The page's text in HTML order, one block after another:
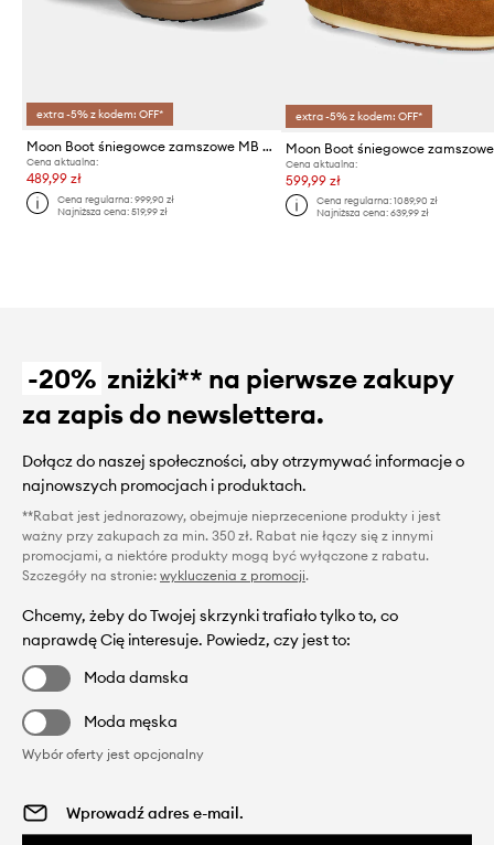
extra -5% z kodem: OFF*
Moon Boot śniegowce zamszowe MB LUNA LOW SUEDE BEADS
Cena aktualna:
489,99 zł
Cena regularna:999,90 zł
Najniższa cena:519,99 zł
extra -5% z kodem: OFF*
Cena aktualna:
599,99 zł
Cena regularna: 1089,90 zł
Najniższa cena: 639,99 zł
-20% zniżki** na pierwsze zakupy
za zapis do newslettera.
Dołącz do naszej społeczności, aby otrzymywać informacje o
najnowszych promocjach i produktach.
**Rabat jest jednorazowy, obejmuje nieprzecenione produkty i jest
ważny przy zakupach za min. 350 zł. Rabat nie łączy się z innymi
promocjami, a niektóre produkty mogą być wyłączone z rabatu.
Szczegóły na stronie: wykluczenia z promocji.
Chcemy, żeby do Twojej skrzynki trafiało tylko to, co
naprawdę Cię interesuje. Powiedz, czy jest to:
Moda damska
Moda męska
Wybór oferty jest opcjonalny